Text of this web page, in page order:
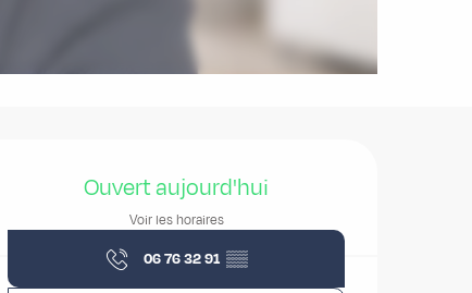
Ouverture et coordonnées
Ouvert aujourd'hui
Voir les horaires
06 76 32 91 ▒▒